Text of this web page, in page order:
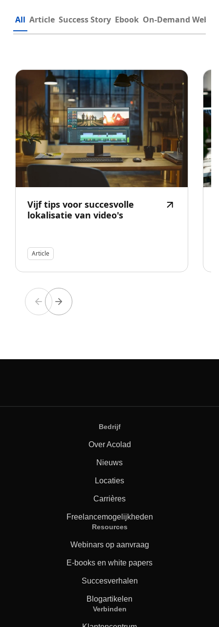
All Article Success Story Ebook On-Demand
Vijf tips voor succesvolle
lokalisatie van video's
Article
Bedrijf
Over Acolad
Nieuws
Locaties
Carrières
Freelancemogelijkheden
Resources
Webinars op aanvraag
E-books en white papers
Succesverhalen
Blogartikelen
Verbinden